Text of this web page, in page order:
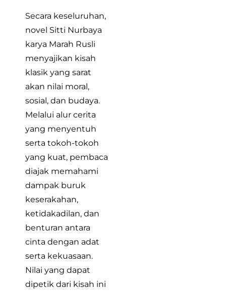
Secara keseluruhan,
novel Sitti Nurbaya
karya Marah Rusli
menyajikan kisah
klasik yang sarat
akan nilai moral,
sosial, dan budaya.
Melalui alur cerita
yang menyentuh
serta tokoh-tokoh
yang kuat, pembaca
diajak memahami
dampak buruk
keserakahan,
ketidakadilan, dan
benturan antara
cinta dengan adat
serta kekuasaan.
Nilai yang dapat
dipetik dari kisah ini